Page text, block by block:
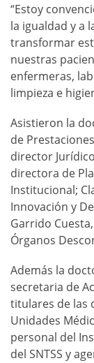
“Estoy
la igualdad y a
transformar
nuestras
enfermeras,
limpieza e
Asistieron la
de
director
directora de
Institucional;
Innovación y
Garrido
Órganos
Además la
secretaria de
titulares de las
Unidades
personal del
del SNTSS y